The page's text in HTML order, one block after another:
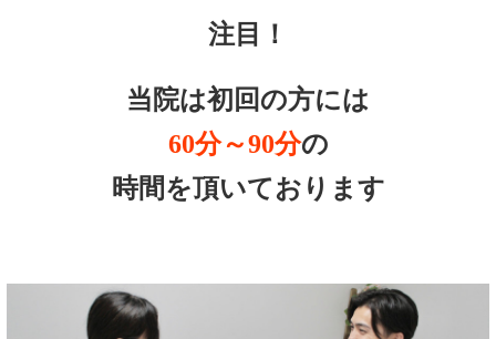
注目！
当院は初回の方には
60分～90分の
時間を頂いております